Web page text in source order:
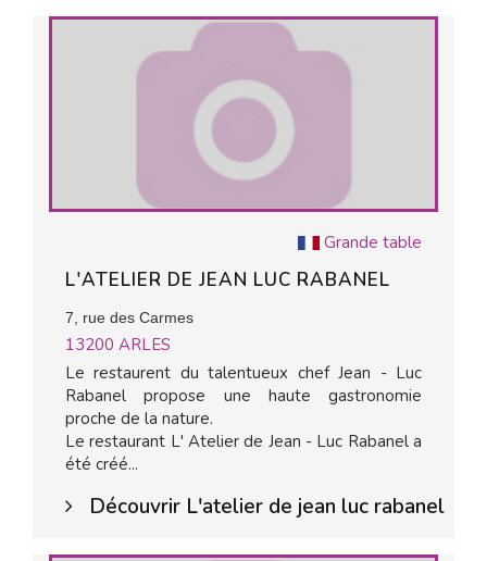
Grande table
L'ATELIER DE JEAN LUC RABANEL
7, rue des Carmes
13200 ARLES
Le restaurent du talentueux chef Jean - Luc
Rabanel propose une haute gastronomie
proche de la nature.
Le restaurant L' Atelier de Jean - Luc Rabanel a
été créé...
Découvrir L'atelier de jean luc rabanel